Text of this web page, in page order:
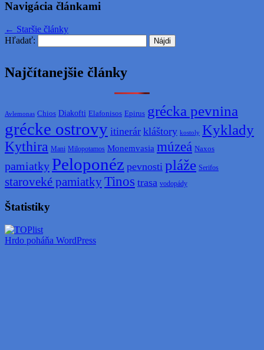
Navigácia článkami
← Staršie články
Hľadať:
Najčítanejšie články
Avlemonas Chios Diakofti Elafonisos Epirus grécka pevnina
grécke ostrovy itinerár kláštory kostoly Kyklady
Kythira Mani Milopotamos Monemvasia múzeá Naxos
pamiatky Peloponéz pevnosti pláže Serifos
staroveké pamiatkyTinos trasa vodopády
Štatistiky
Hrdo poháňa WordPress